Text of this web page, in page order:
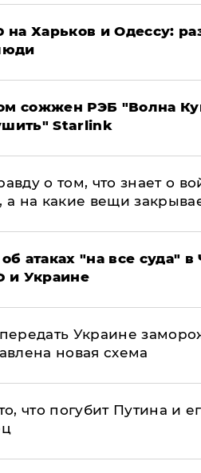
на Харьков и Одессу:
сожжен РЭБ "Волна
Starlink
о том, что знает о
на какие вещи
атаках "на все суда"
и Украине
Украине
новая схема
что погубит Путина и